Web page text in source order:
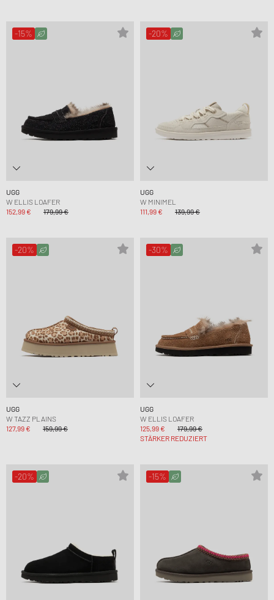
-15%
UGG
W ELLIS LOAFER
152,99 €
179,99 €
-20%
UGG
W MINIMEL
111,99 €
139,99 €
-20%
UGG
W TAZZ PLAINS
127,99 €
159,99 €
-30%
UGG
W ELLIS LOAFER
125,99 €
179,99 €
STÄRKER REDUZIERT
-20% -15%